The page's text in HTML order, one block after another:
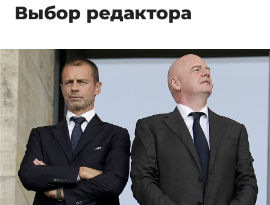
Выбор редактора